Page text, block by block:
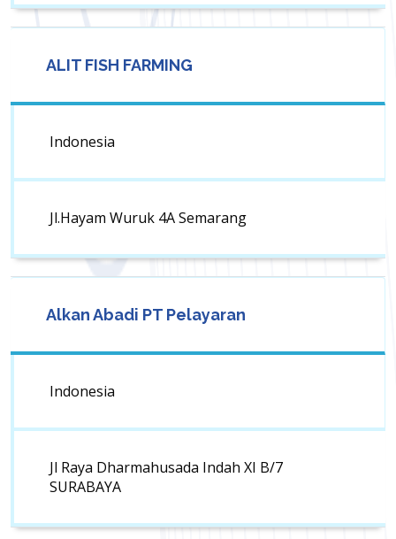
ALIT FISH FARMING
Indonesia
Jl.Hayam Wuruk 4A Semarang
Alkan Abadi PT Pelayaran
Indonesia
Jl Raya Dharmahusada Indah XI B/7
SURABAYA